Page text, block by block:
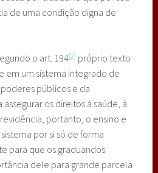
de uma condição digna de
o art. 194[2] próprio texto
em um sistema integrado de
públicos e da
os direitos à saúde, à
portanto, o ensino e
por si só de forma
para que os graduandos
dele para grande parcela